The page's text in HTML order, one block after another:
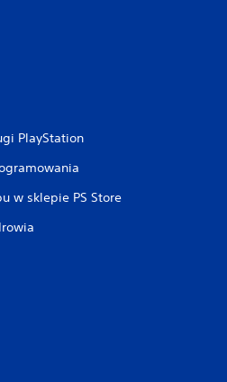
PlayStation
w sklepie PS Store